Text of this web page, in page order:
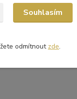
Souhlasím
odmítnout zde.